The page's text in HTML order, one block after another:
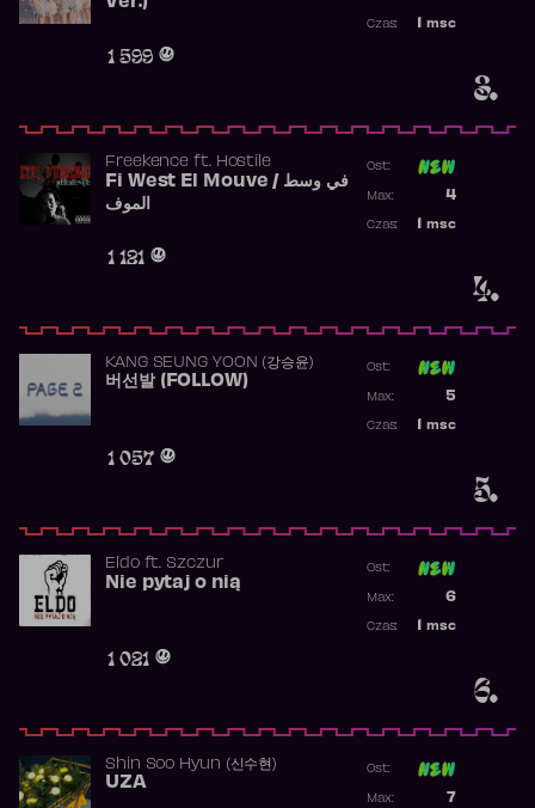
3.
1 599
msc
Czas:
4.
Freekence ft. Hostile
Fi West El Mouve / في وسط
الموف
1 121
Ost:
4
Max:
msc
Czas:
5.
KANG SEUNG YOON (강승윤)
버선발 (FOLLOW)
1 057
Ost:
5
Max:
msc
Czas:
6.
Eldoft. Szczur
Nie pytaj o nią
1 021
Ost:
6
Max:
msc
Czas:
Shin Soo Hyun (신수현)
UZA
Ost:
7
Max: